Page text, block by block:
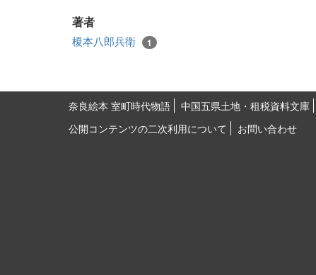
著者
榎本八郎兵衛 1
奈良絵本 室町時代物語 中国五県土地・租税資料文庫
公開コンテンツの二次利用について
お問い合わせ